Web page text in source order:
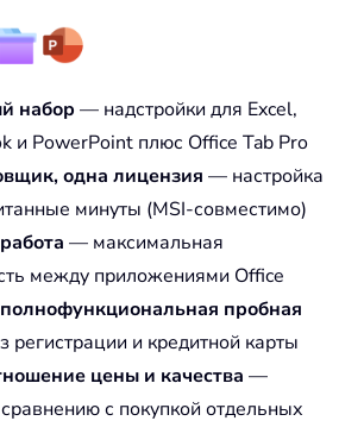
набор — надстройки для Excel,
и PowerPoint плюс Office Tab Pro
одна лицензия — настройка
минуты (MSI-совместимо)
— максимальная
между приложениями Office
пробная
регистрации и кредитной карты
цены и качества —
с покупкой отдельных